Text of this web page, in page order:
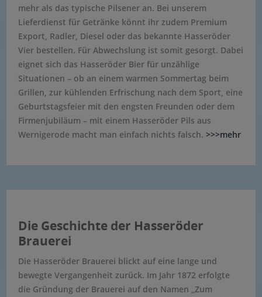
mehr als das typische Pilsener an. Bei unserem
Lieferdienst für Getränke könnt ihr zudem Premium
Export, Radler, Diesel oder das bekannte Hasseröder
Vier bestellen. Für Abwechslung ist somit gesorgt. Dabei
eignet sich das Hasseröder Bier für unzählige
Situationen – ob an einem warmen Sommertag beim
Grillen, zur kühlenden Erfrischung nach dem Sport, eine
Geburtstagsfeier mit den engsten Freunden oder dem
Firmenjubiläum – mit einem Hasseröder Pils aus
Wernigerode macht man einfach nichts falsch. >>>mehr
Die Geschichte der Hasseröder
Brauerei
Die Hasseröder Brauerei blickt auf eine lange und
bewegte Vergangenheit zurück. Im Jahr 1872 erfolgte
die Gründung der Brauerei auf den Namen „Zum